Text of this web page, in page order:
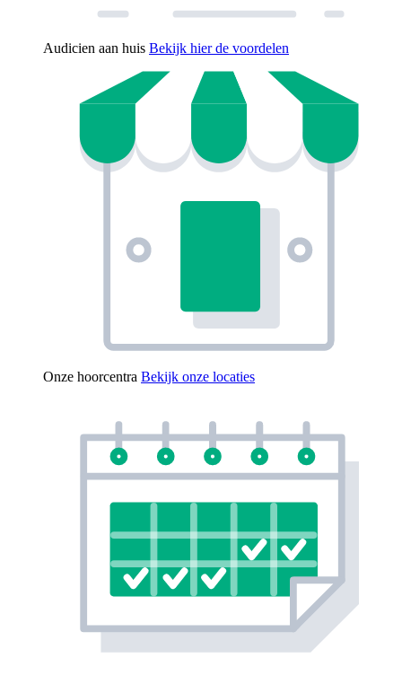
Audicien aan huis Bekijk hier de voordelen
Onze hoorcentra Bekijk onze locaties